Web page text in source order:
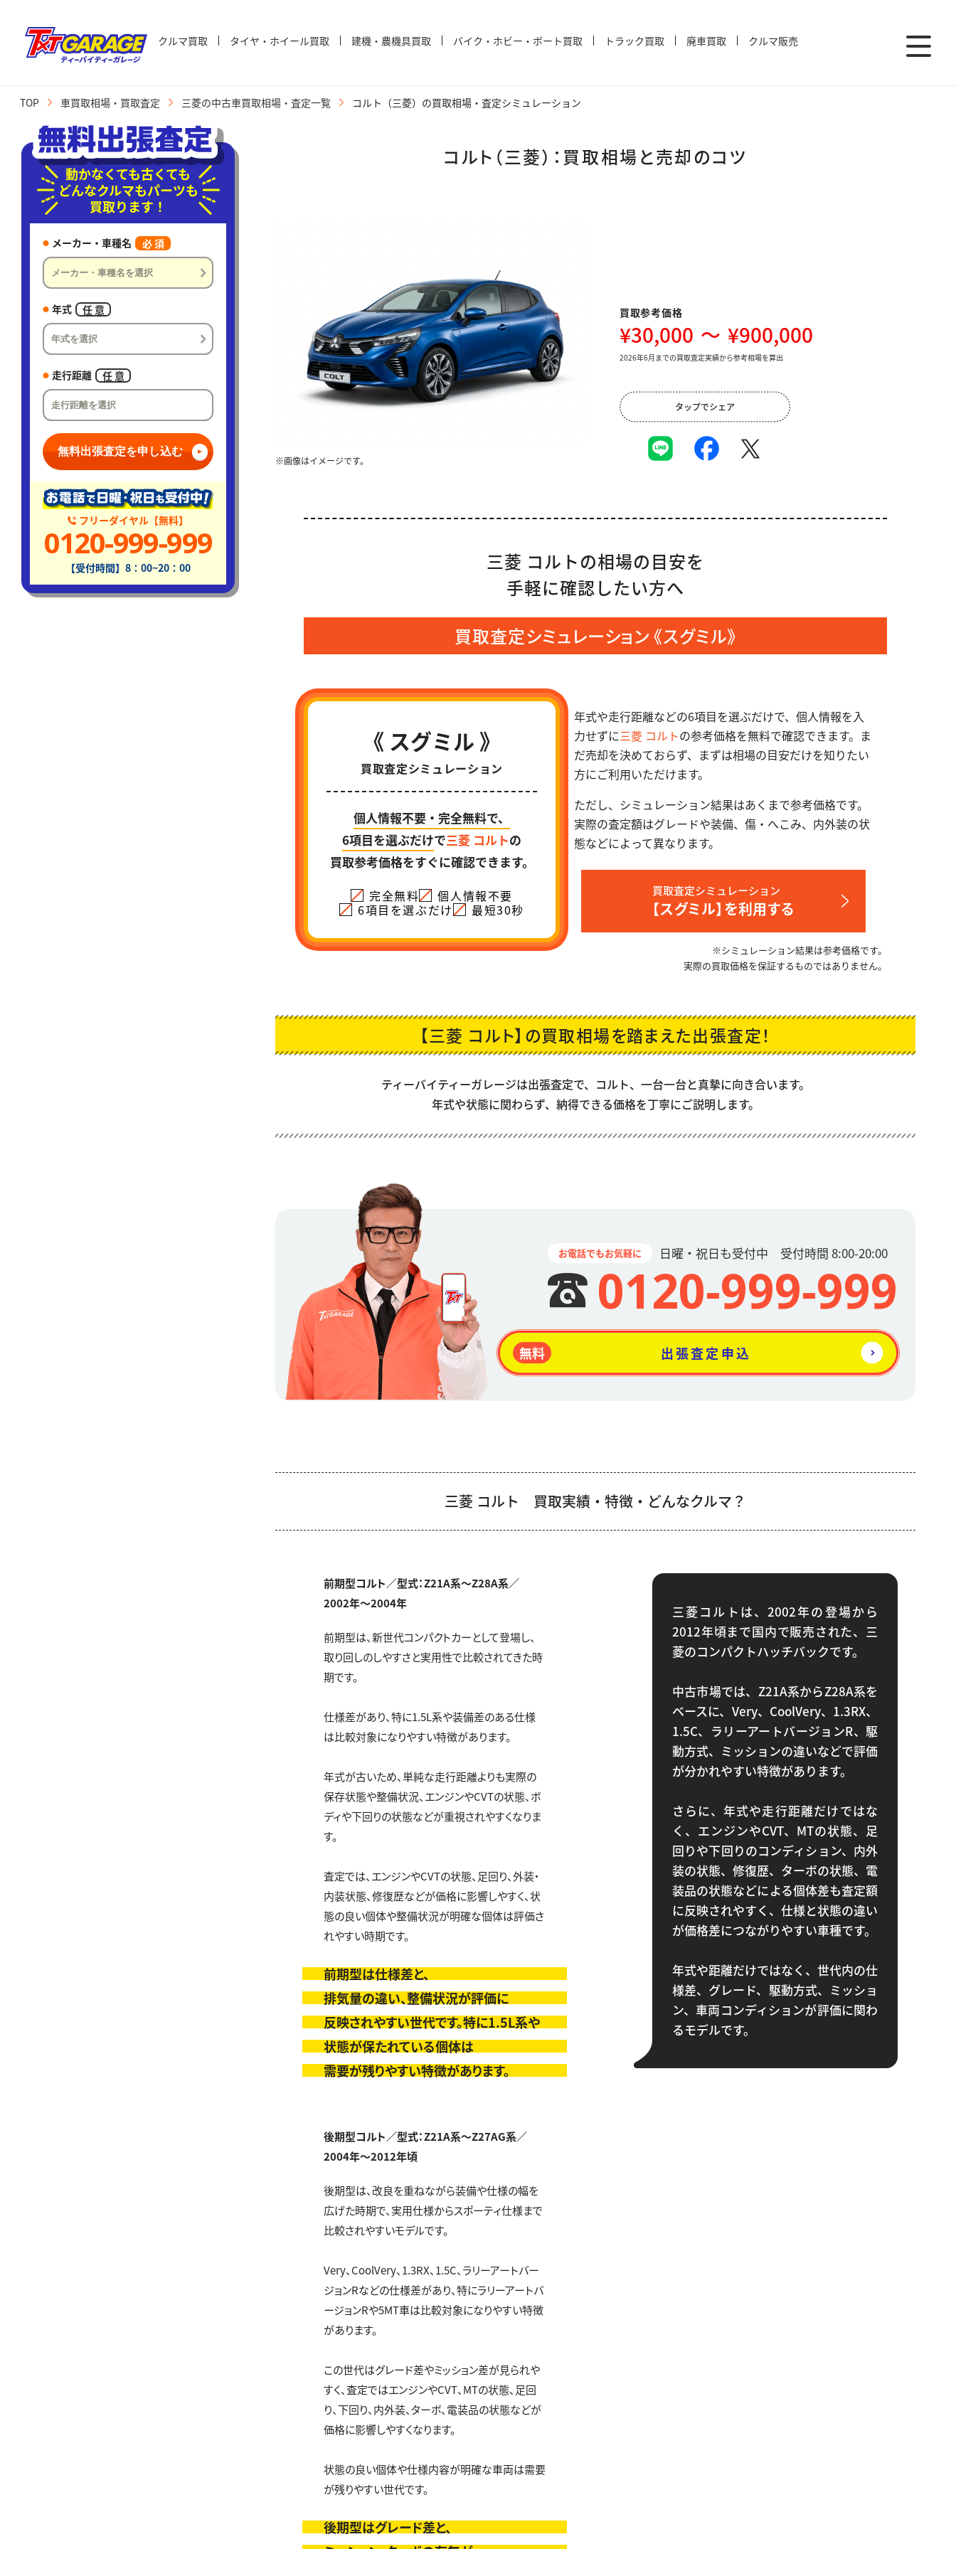
クルマ買取 タイヤ・ホイール買取 建機・農機具買取 バイク・ホビー・ボート買取 トラック買取 廃車買取 クルマ販売
TOP 車買取相場・買取査定 三菱の中古車買取相場・査定一覧 コルト（三菱）の買取相場・査定シミュレーション
動かなくても古くても
どんなクルマもパーツも
買取ります！
メーカー・車種名 必 須
年式 任 意
走行距離 任 意
無料出張査定を申し込む
フリーダイヤル【無料】
0120-999-999
【受付時間】8：00~20：00
コルト（三菱）：買取相場と売却のコツ
※画像はイメージです。
買取参考価格
¥30,000 ～ ¥900,000
2026年6月までの買取査定実績から参考相場を算出
タップでシェア
三菱 コルトの相場の目安を
手軽に確認したい方へ
買取査定シミュレーション 《スグミル》
《 スグミル 》
買取査定シミュレーション
個人情報不要・完全無料で、
6項目を選ぶだけで三菱 コルトの
買取参考価格をすぐに確認できます。
完全無料
個人情報不要
6項目を選ぶだけ
最短30秒
年式や走行距離などの6項目を選ぶだけで、個人情報を入
力せずに三菱 コルトの参考価格を無料で確認できます。ま
だ売却を決めておらず、まずは相場の目安だけを知りたい
方にご利用いただけます。
ただし、シミュレーション結果はあくまで参考価格です。
実際の査定額はグレードや装備、傷・へこみ、内外装の状
態などによって異なります。
買取査定シミュレーション
【スグミル】を利用する
※シミュレーション結果は参考価格です。
実際の買取価格を保証するものではありません。
【三菱 コルト】の買取相場を踏まえた出張査定！
ティーバイティーガレージは出張査定で、 コルト、一台一台と真摯に向き合います。
年式や状態に関わらず、納得できる価格を丁寧にご説明します。
お電話でもお気軽に 日曜・祝日も受付中 受付時間 8:00-20:00
0120-999-999
無料 出張査定申込
三菱 コルト 買取実績・特徴・どんなクルマ？
前期型コルト／型式：Z21A系～Z28A系／
2002年～2004年
前期型は、新世代コンパクトカーとして登場し、
取り回しのしやすさと実用性で比較されてきた時
期です。
仕様差があり、特に1.5L系や装備差のある仕様
は比較対象になりやすい特徴があります。
年式が古いため、単純な走行距離よりも実際の
保存状態や整備状況、エンジンやCVTの状態、ボ
ディや下回りの状態などが重視されやすくなりま
す。
査定では、エンジンやCVTの状態、足回り、外装・
内装状態、修復歴などが価格に影響しやすく、状
態の良い個体や整備状況が明確な個体は評価さ
れやすい時期です。
前期型は仕様差と、
排気量の違い、整備状況が評価に
反映されやすい世代です。特に1.5L系や
状態が保たれている個体は
需要が残りやすい特徴があります。
後期型コルト／型式：Z21A系～Z27AG系／
2004年～2012年頃
後期型は、改良を重ねながら装備や仕様の幅を
広げた時期で、実用仕様からスポーティ仕様まで
比較されやすいモデルです。
Very、CoolVery、1.3RX、1.5C、ラリーアートバー
ジョンRなどの仕様差があり、特にラリーアートバ
ージョンRや5MT車は比較対象になりやすい特徴
があります。
この世代はグレード差やミッション差が見られや
すく、査定ではエンジンやCVT、MTの状態、足回
り、下回り、内外装、ターボ、電装品の状態などが
価格に影響しやすくなります。
状態の良い個体や仕様内容が明確な車両は需要
が残りやすい世代です。
後期型はグレード差と、
三菱コルトは、2002年の登場から
2012年頃まで国内で販売された、三
菱のコンパクトハッチバックです。
中古市場では、Z21A系からZ28A系を
ベースに、Very、CoolVery、1.3RX、
1.5C、ラリーアートバージョンR、駆
動方式、ミッションの違いなどで評価
が分かれやすい特徴があります。
さらに、年式や走行距離だけではな
く、エンジンやCVT、MTの状態、足
回りや下回りのコンディション、内外
装の状態、修復歴、ターボの状態、電
装品の状態などによる個体差も査定額
に反映されやすく、仕様と状態の違い
が価格差につながりやすい車種です。
年式や距離だけではなく、世代内の仕
様差、グレード、駆動方式、ミッショ
ン、車両コンディションが評価に関わ
るモデルです。